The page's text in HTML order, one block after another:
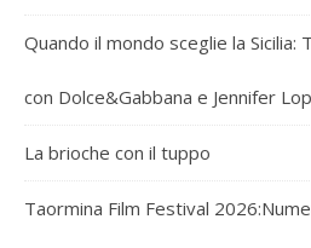
Quando il mondo sceglie la Sicilia:
con Dolce&Gabbana e Jennifer
La brioche con il tuppo
Taormina Film Festival